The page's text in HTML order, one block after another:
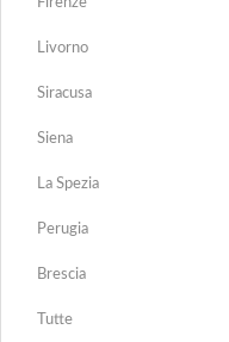
Livorno
Siracusa
Siena
La Spezia
Perugia
Brescia
Tutte